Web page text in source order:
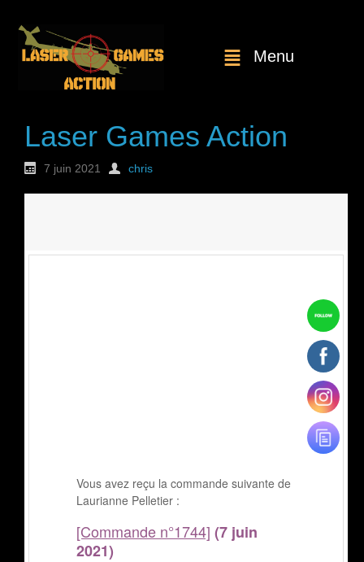
Menu
Laser Games Action
7 juin 2021 chris
Vous avez reçu la commande suivante de
Laurianne Pelletier :
[Commande n°1744] (7 juin
2021)